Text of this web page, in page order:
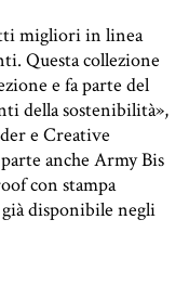
migliori in linea
Questa collezione
e fa parte del
della sostenibilità»,
e Creative
anche Army Bis
con stampa
disponibile negli